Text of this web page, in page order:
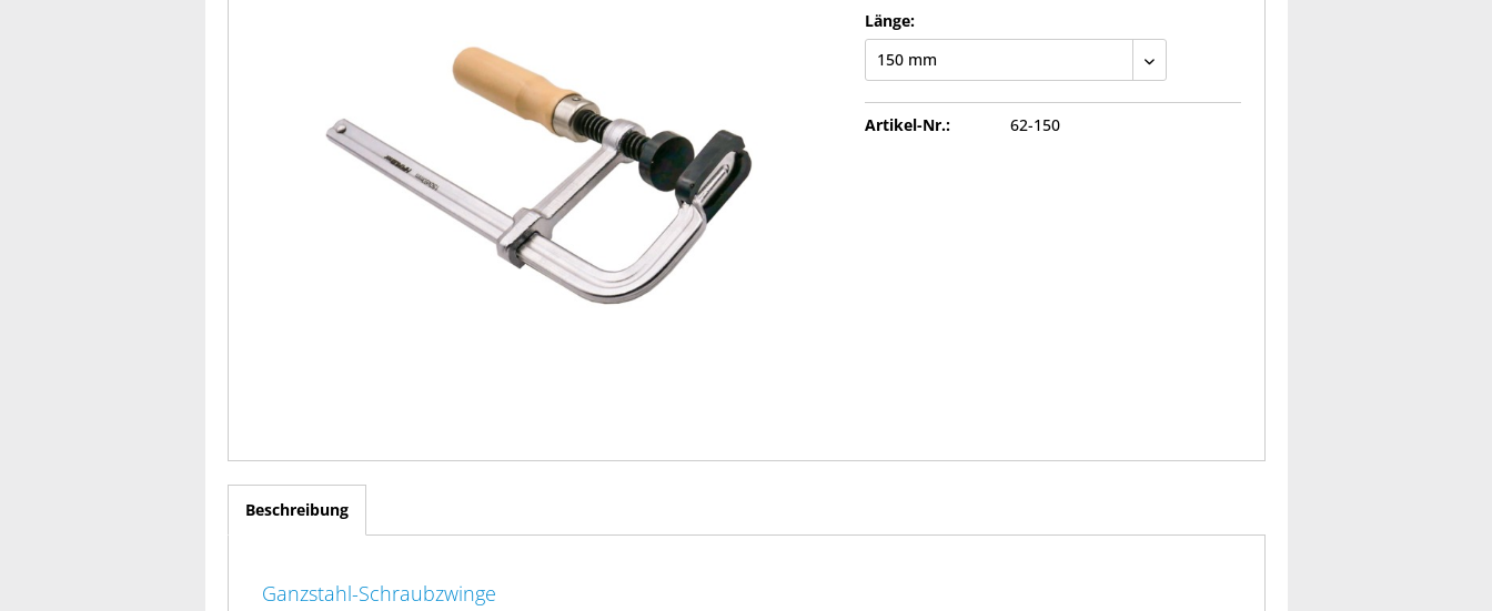
Länge:
Artikel-Nr.: 62-150
Beschreibung
Ganzstahl-Schraubzwinge